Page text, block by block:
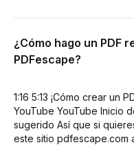
¿Cómo hago un PDF
PDFescape?
1:16 5:13 ¡Cómo crear un
YouTube YouTube Inicio
sugerido Así que si
este sitio pdfescape.com